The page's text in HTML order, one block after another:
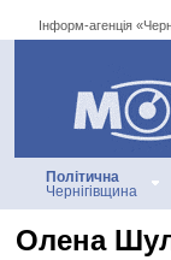
Інформ-агенція
Інформ-
Політична
Чернігівщина
Олена